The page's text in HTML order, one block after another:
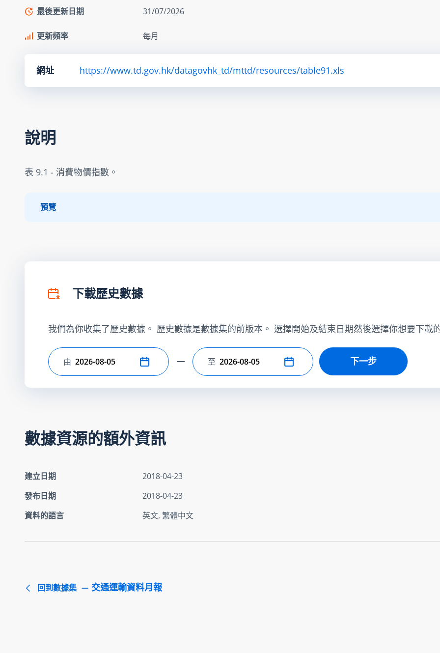
最後更新日期 31/07/2026
更新頻率 每月
網址 https://www.td.gov.hk/datagovhk_td/mttd/resources/table91.xls
說明
表 9.1 - 消費物價指數。
預覽
下載歷史數據
我們為你收集了歷史數據。 歷史數據是數據集的前版本。 選擇開始及結束日期然後選擇你想要下載
選擇開始日期
由 選擇結束日期
至 下一步
數據資源的額外資訊
建立日期
2018-04-23
發布日期
2018-04-23
資料的語言
英文, 繁體中文
回到數據集 交通運輸資料月報